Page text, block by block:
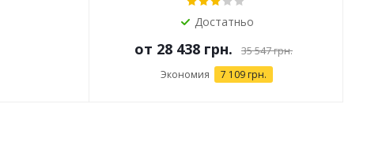
Достатньо
от 28 438 грн. 35 547 грн.
Экономия 7 109 грн.